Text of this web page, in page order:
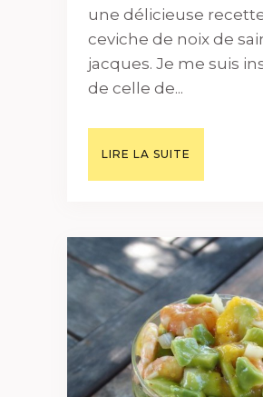
une délicieuse
ceviche de noix de
jacques. Je me suis
de celle de...
LIRE LA SUITE